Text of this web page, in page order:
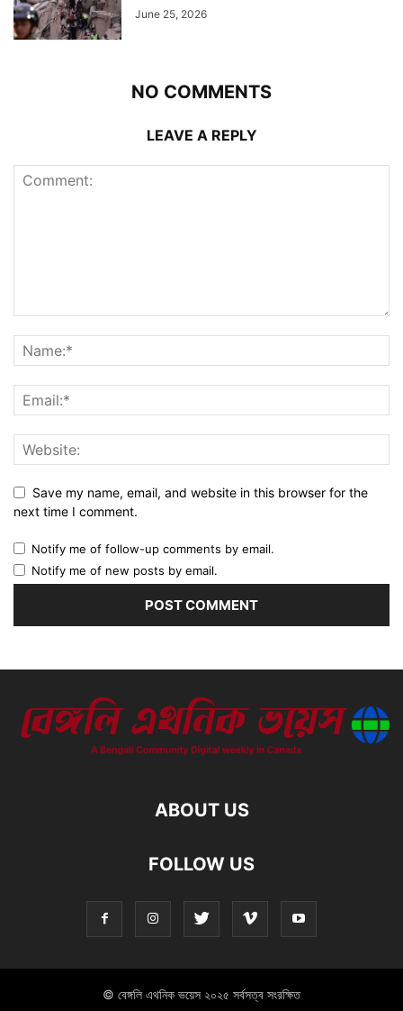
June 25, 2026
NO COMMENTS
LEAVE A REPLY
Save my name, email, and website in this browser for the
next time I comment.
Notify me of follow-up comments by email.
Notify me of new posts by email.
ABOUT US
FOLLOW US
© বেঙ্গলি এথনিক ভয়েস ২০২৫ সর্বসত্ব সংরক্ষিত